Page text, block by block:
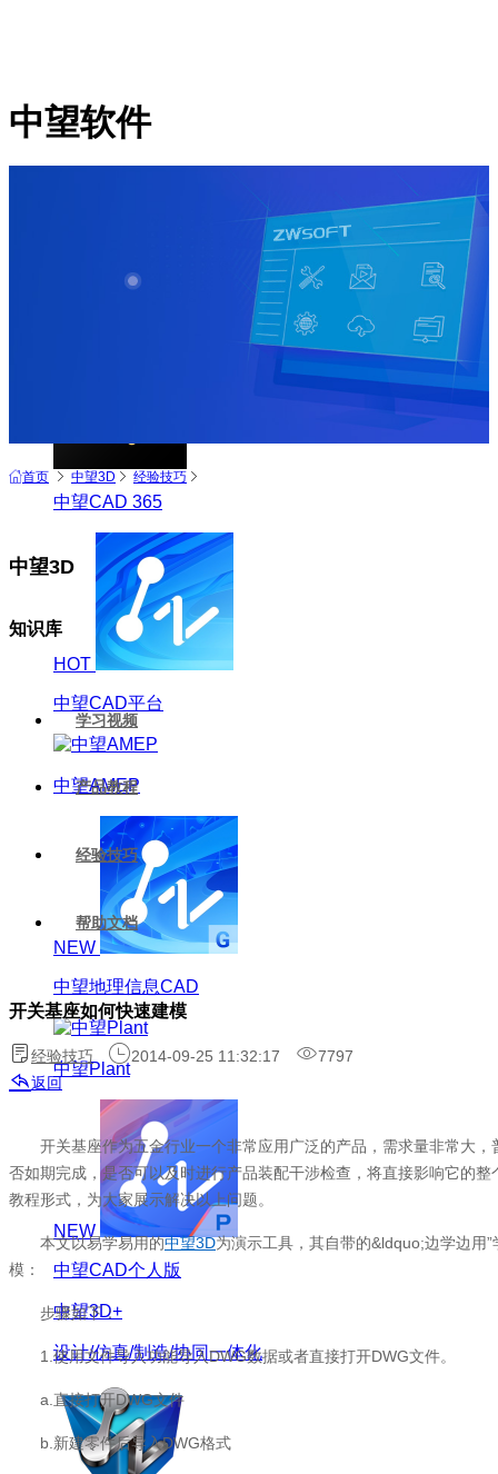
中望软件
从工具到平台 打造行业解决方案
中望CAD 365
HOT
中望CAD平台
中望AMEP
NEW
中望地理信息CAD
中望Plant
NEW
中望CAD个人版
中望3D+
设计/仿真/制造/协同一体化
首页 中望3D 经验技巧
中望3D
知识库
学习视频
产品教程
经验技巧
帮助文档
开关基座如何快速建模
经验技巧 2014-09-25 11:32:17
7797
返回
开关基座作为五金行业一个非常应用广泛的产品，需求量非常大
否如期完成，是否可以及时进行产品装配干涉检查，将直接影响它的
教程形式，为大家展示解决以上问题。
本文以易学易用的中望3D为演示工具，其自带的&ldquo;边学边用
模：
步骤如下：
1.使用文件导入功能导入DWG数据或者直接打开DWG文件。
a.直接打开DWG文件
b.新建零件后导入DWG格式